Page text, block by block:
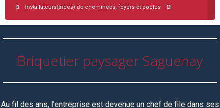
¤ Installateurs(trices) de cheminées, foyers et poêles ¤
Briquetier paysager Saguenay
Au fil des ans, l’entreprise est devenue un chef de file dans ses